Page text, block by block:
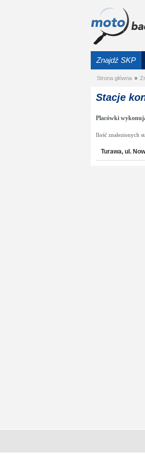
Znajdź SKP
Strona główna »
Stacje
Placówki
Ilość znalezionych
Turawa, ul.